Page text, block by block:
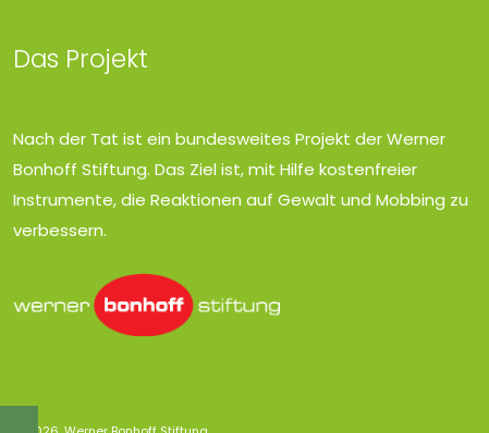
Das Projekt
Nach der Tat ist ein bundesweites Projekt der Werner
Bonhoff Stiftung. Das Ziel ist, mit Hilfe kostenfreier
Instrumente, die Reaktionen auf Gewalt und Mobbing zu
verbessern.